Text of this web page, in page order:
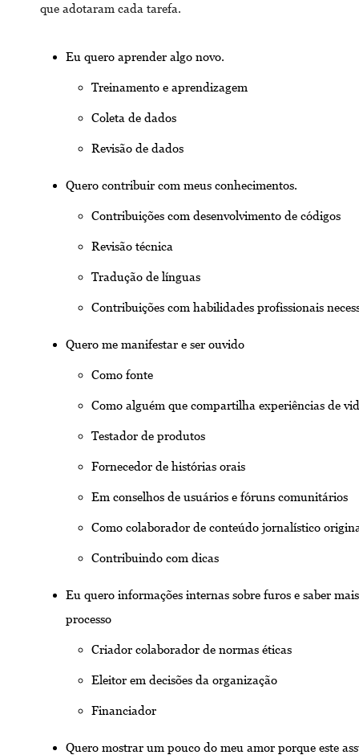
que adotaram cada tarefa.
Eu quero aprender algo novo.
Treinamento e aprendizagem
Coleta de dados
Revisão de dados
Quero contribuir com meus conhecimentos.
Contribuições com desenvolvimento de códigos
Revisão técnica
Tradução de línguas
Contribuições com habilidades profissionais
Quero me manifestar e ser ouvido
Como fonte
Como alguém que compartilha experiências de
Testador de produtos
Fornecedor de histórias orais
Em conselhos de usuários e fóruns comunitários
Como colaborador de conteúdo jornalístico
Contribuindo com dicas
Eu quero informações internas sobre furos e saber
processo
Criador colaborador de normas éticas
Eleitor em decisões da organização
Financiador
Quero mostrar um pouco do meu amor porque este